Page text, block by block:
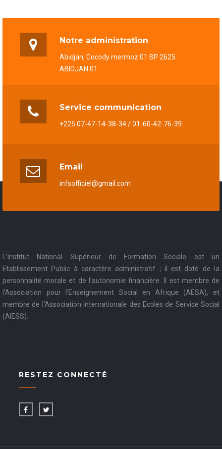
Notre administration
Abidjan, Cocody mermoz 01 BP 2625
ABIDJAN 01
Service communication
+225 07-47-14-38-34 / 01-60-42-76-39
Email
infsofficiel@gmail.com
L’Institut National Supérieur de Formation Sociale est un
Etablissement Public à caractère administratif ; il est doté de la
personnalité morale et de l’autonomie financière. Il est membre de
l’Association pour l’Enseignement Social en Afrique (AESA), et
membre de l’Association Internationale des Ecoles de Service Social
(AIESS).
RESTEZ CONNECTÉ